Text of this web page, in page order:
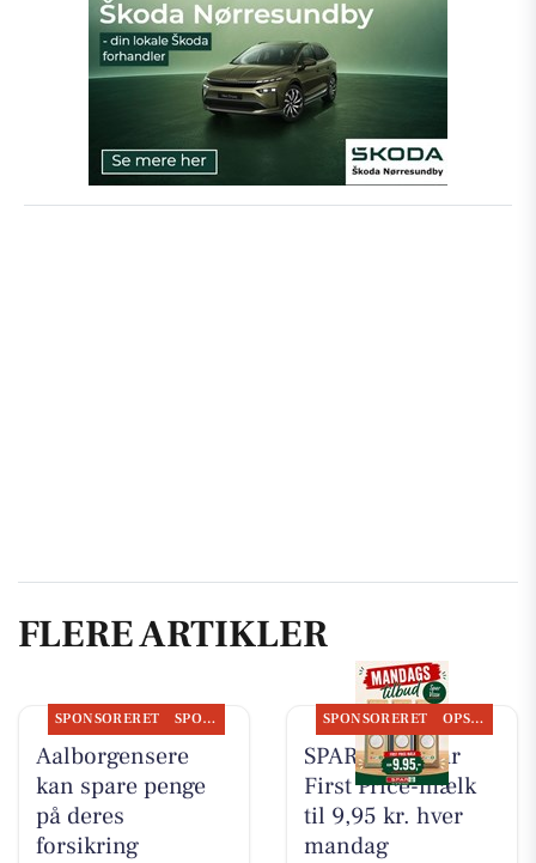
FLERE ARTIKLER
SPONSORERET SPONSORERET INDHOLD
Aalborgensere
kan spare penge
på deres
forsikring
SPONSORERET OPSLAGSTAVLEN
SPAR Visse har
First Price-mælk
til 9,95 kr. hver
mandag